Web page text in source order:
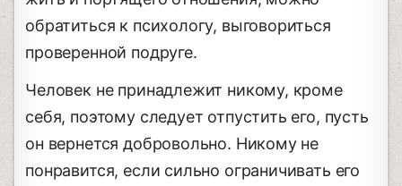
обратиться к психологу, выговориться
проверенной подруге.
Человек не принадлежит никому, кроме
себя, поэтому следует отпустить его, пусть
он вернется добровольно. Никому не
понравится, если сильно ограничивать его